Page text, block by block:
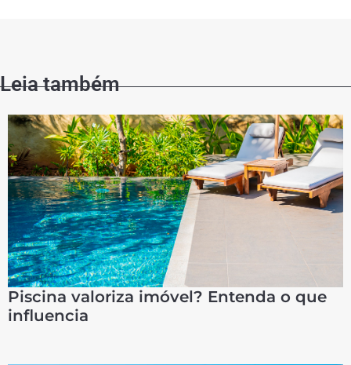
Leia também
Piscina valoriza imóvel? Entenda o que
influencia